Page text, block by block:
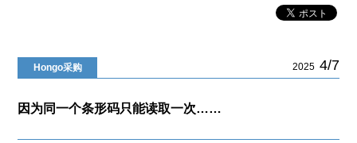
Hongo采购 2025 4/7
因为同一个条形码只能读取一次……